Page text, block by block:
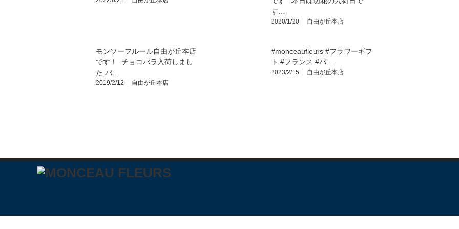
す…
2020/1/20 自由が丘本店
モンソーフルール自由が丘本店
です！ .チョコバラ入荷しまし
た.バ…
2019/2/12 自由が丘本店
#monceaufleurs #フラワーギフ
ト #フランス #パ…
2023/2/15 自由が丘本店